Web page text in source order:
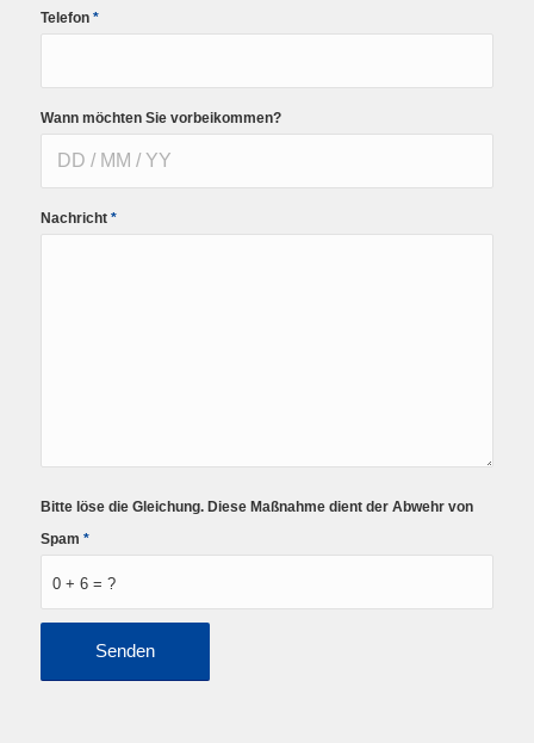
Telefon *
Wann möchten Sie vorbeikommen?
Nachricht *
0 + 6 = ?
Bitte löse die Gleichung. Diese Maßnahme dient der Abwehr von
Spam *